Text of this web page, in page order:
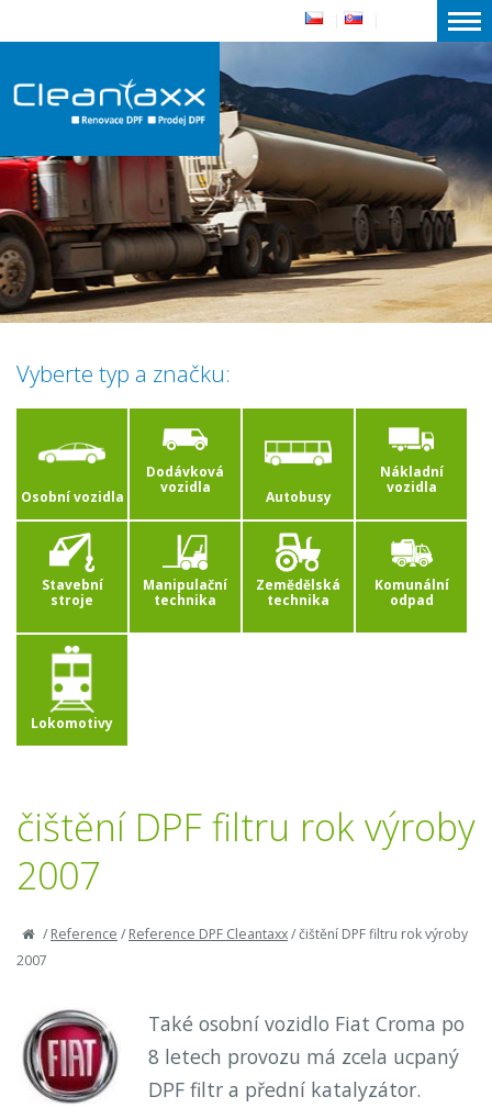
Vyberte typ a značku:
Osobní vozidla
Dodávková
vozidla
Autobusy
Nákladní
vozidla
Stavební
stroje
Manipulační
technika
Zemědělská
technika
Komunální
odpad
Lokomotivy
čištění DPF filtru rok výroby
2007
/Reference /Reference DPF Cleantaxx/čištění DPF filtru rok výroby
2007
Také osobní vozidlo Fiat Croma po
8 letech provozu má zcela ucpaný
DPF filtr a přední katalyzátor.